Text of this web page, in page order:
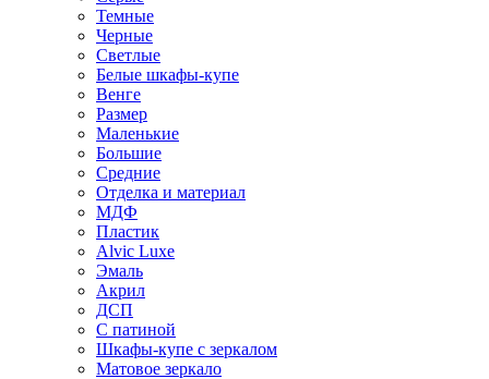
Темные
Черные
Светлые
Белые шкафы-купе
Венге
Размер
Маленькие
Большие
Средние
Отделка и материал
МДФ
Пластик
Alvic Luxe
Эмаль
Акрил
ДСП
С патиной
Шкафы-купе с зеркалом
Матовое зеркало